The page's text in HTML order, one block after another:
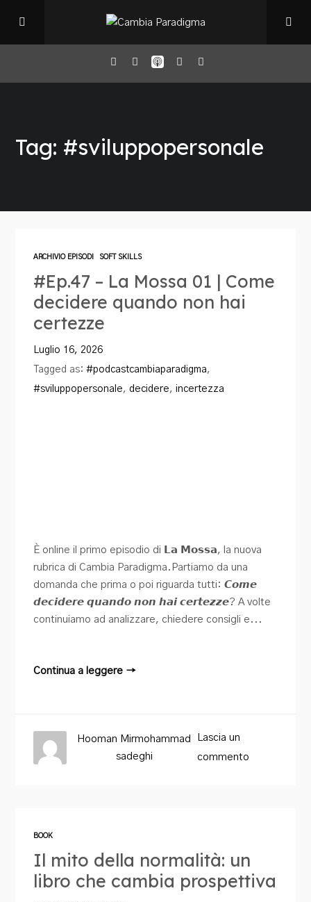
Il Podcast
Book Club
Blog
Contatti
Tag: #sviluppopersonale
ARCHIVIO EPISODI SOFT SKILLS
#Ep.47 – La Mossa 01 | Come
decidere quando non hai
certezze
Luglio 16, 2026
Tagged as:#podcastcambiaparadigma,
#sviluppopersonale,decidere,incertezza
È online il primo episodio di 𝗟𝗮 𝗠𝗼𝘀𝘀𝗮, la nuova
rubrica di Cambia Paradigma.Partiamo da una
domanda che prima o poi riguarda tutti: 𝘾𝙤𝙢𝙚
𝙙𝙚𝙘𝙞𝙙𝙚𝙧𝙚 𝙦𝙪𝙖𝙣𝙙𝙤 𝙣𝙤𝙣 𝙝𝙖𝙞 𝙘𝙚𝙧𝙩𝙚𝙯𝙯𝙚? A volte
continuiamo ad analizzare, chiedere consigli e...
Continua a leggere →
Lascia un
commento
Hooman Mirmohammad
sadeghi
BOOK
Il mito della normalità: un
libro che cambia prospettiva